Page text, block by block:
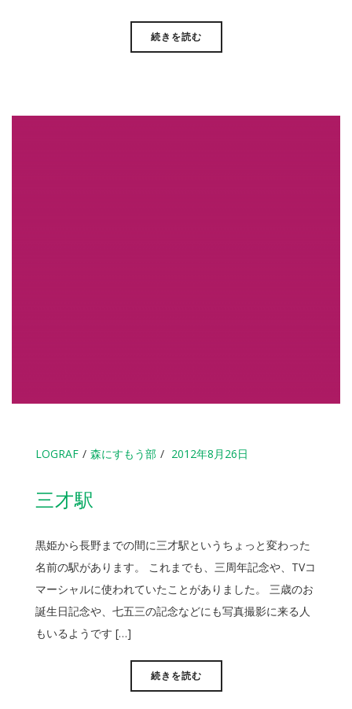
続きを読む
LOGRAF 森にすもう部 2012年8月26日
三才駅
黒姫から長野までの間に三才駅というちょっと変わった
名前の駅があります。 これまでも、三周年記念や、TVコ
マーシャルに使われていたことがありました。 三歳のお
誕生日記念や、七五三の記念などにも写真撮影に来る人
もいるようです […]
続きを読む